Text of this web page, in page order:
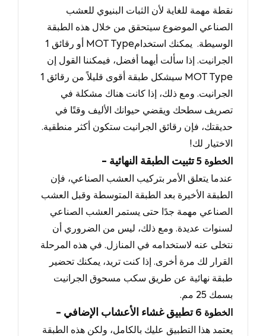
نقطة مهمة للغاية لأن الثبات البنيوي للعشب
الصناعي الموضوع سيتحقق من خلال هذه الطبقة
الوسيطة.
MOT Type
1 أو رقائق
الجرانيت. إذا سألت أيهما أفضل، فيمكننا القول إن
MOT Type
1 سيشكل طبقة أقوى قليلاً من رقائق
الجرانيت. ومع ذلك، إذا كانت هناك مشكلة في
تصريف سطحك ويقضي حيوانك الأليف وقتًا في
حديقتك، فإن رقائق الجرانيت ستكون أكثر منطقية.
الاختيار لك!
الخطوة 5 - تثبيت الطبقة النهائية
عندما يتعلق الأمر بتركيب العشب الصناعي، فإن
الطبقة الأخيرة بعد الطبقة المتوسطة وقبل العشب
الصناعي مهمة جدًا حتى يستمر العشب الصناعي
لسنوات عديدة. ومع ذلك، ليس من الضروري أن
نتخلى عنه لاستخدامه في المنازل. في هذه المرحلة
القرار لك مرة أخرى. إذا كنت تريد، يمكنك تحضير
طبقة نهائية عن طريق سكب مسحوق الجرانيت
بسمك 25
مم.
الخطوة 6 - تطبيق غشاء الأعشاب الإضافي
يعتمد هذا التطبيق عليك بالكامل، ولكن هذه الطبقة